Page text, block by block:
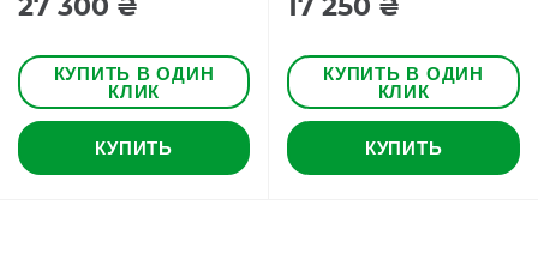
27 300 ₴
КУПИТЬ В ОДИН
КЛИК
КУПИТЬ
17 250 ₴
КУПИТЬ В ОДИН
КЛИК
КУПИТЬ